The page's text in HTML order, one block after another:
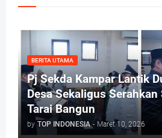
BERITA UTAMA
Pj Sekda Kampar Lantik
Desa Sekaligus Serahkan
Tarai Bangun
by TOP INDONESIA - Maret 10, 2026